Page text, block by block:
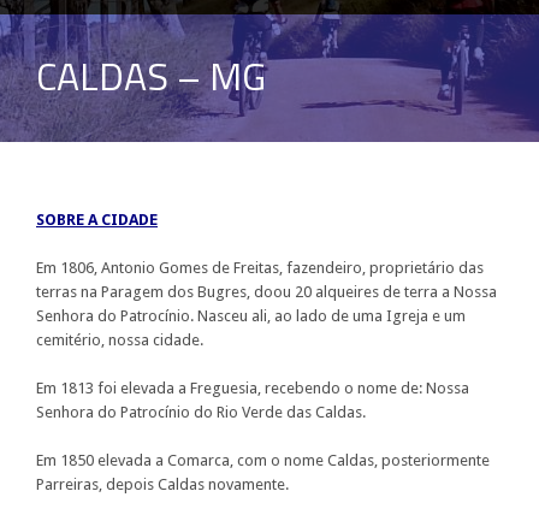
CALDAS – MG
SOBRE A CIDADE
Em 1806, Antonio Gomes de Freitas, fazendeiro, proprietário das
terras na Paragem dos Bugres, doou 20 alqueires de terra a Nossa
Senhora do Patrocínio. Nasceu ali, ao lado de uma Igreja e um
cemitério, nossa cidade.
Em 1813 foi elevada a Freguesia, recebendo o nome de: Nossa
Senhora do Patrocínio do Rio Verde das Caldas.
Em 1850 elevada a Comarca, com o nome Caldas, posteriormente
Parreiras, depois Caldas novamente.